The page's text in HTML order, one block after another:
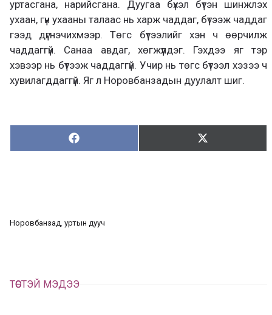
уртасгана, нарийсгана. Дуугаа бүхэл бүтэн шинжлэх
ухаан, гүн ухааны талаас нь харж чаддаг, бүтээж чаддаг
гээд дүгнэчихмээр. Төгс бүтээлийг хэн ч өөрчилж
чаддаггүй. Санаа авдаг, хөгжүүлдэг. Гэхдээ яг тэр
хэвээр нь бүтээж чаддаггүй. Учир нь төгс бүтээл хэзээ ч
хувилагддаггүй. Яг л Норовбанзадын дуулалт шиг.
Хуваалцах:
Х
у
х
Түгээх:
Т
Норовбанзад уртын дууч
ТӨСТЭЙ МЭДЭЭ